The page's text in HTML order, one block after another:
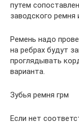
путем
заводского ремня
Ремень надо
на ребрах будут
проглядывать
варианта.
Зубья ремня грм
Если нет